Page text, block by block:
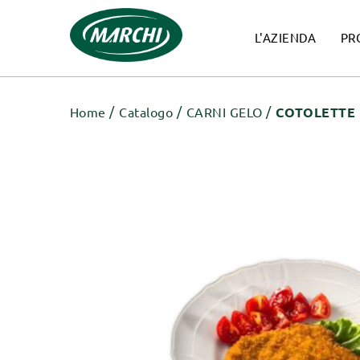
L'AZIENDA
Home Catalogo CARNI GELO COTOLETTE